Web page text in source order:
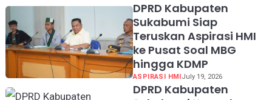
DPRD Kabupaten
Sukabumi Siap
Teruskan Aspirasi HMI
ke Pusat Soal MBG
hingga KDMP
ASPIRASI HMI July 19, 2026
DPRD Kabupaten